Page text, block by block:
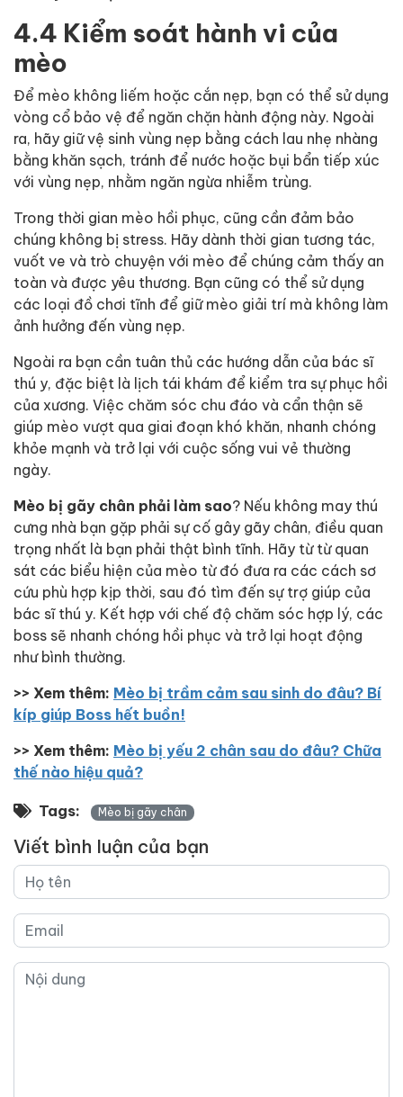
4.4 Kiểm soát hành vi của
mèo
Để mèo không liếm hoặc cắn nẹp, bạn có thể sử dụng
vòng cổ bảo vệ để ngăn chặn hành động này. Ngoài
ra, hãy giữ vệ sinh vùng nẹp bằng cách lau nhẹ nhàng
bằng khăn sạch, tránh để nước hoặc bụi bẩn tiếp xúc
với vùng nẹp, nhằm ngăn ngừa nhiễm trùng.
Trong thời gian mèo hồi phục, cũng cần đảm bảo
chúng không bị stress. Hãy dành thời gian tương tác,
vuốt ve và trò chuyện với mèo để chúng cảm thấy an
toàn và được yêu thương. Bạn cũng có thể sử dụng
các loại đồ chơi tĩnh để giữ mèo giải trí mà không làm
ảnh hưởng đến vùng nẹp.
Ngoài ra bạn cần tuân thủ các hướng dẫn của bác sĩ
thú y, đặc biệt là lịch tái khám để kiểm tra sự phục hồi
của xương. Việc chăm sóc chu đáo và cẩn thận sẽ
giúp mèo vượt qua giai đoạn khó khăn, nhanh chóng
khỏe mạnh và trở lại với cuộc sống vui vẻ thường
ngày.
Mèo bị gãy chân phải làm sao? Nếu không may thú
cưng nhà bạn gặp phải sự cố gây gãy chân, điều quan
trọng nhất là bạn phải thật bình tĩnh. Hãy từ từ quan
sát các biểu hiện của mèo từ đó đưa ra các cách sơ
cứu phù hợp kịp thời, sau đó tìm đến sự trợ giúp của
bác sĩ thú y. Kết hợp với chế độ chăm sóc hợp lý, các
boss sẽ nhanh chóng hồi phục và trở lại hoạt động
như bình thường.
>> Xem thêm: Mèo bị trầm cảm sau sinh do đâu? Bí
kíp giúp Boss hết buồn!
>> Xem thêm: Mèo bị yếu 2 chân sau do đâu? Chữa
thế nào hiệu quả?
Tags: Mèo bị gãy chân
Viết bình luận của bạn